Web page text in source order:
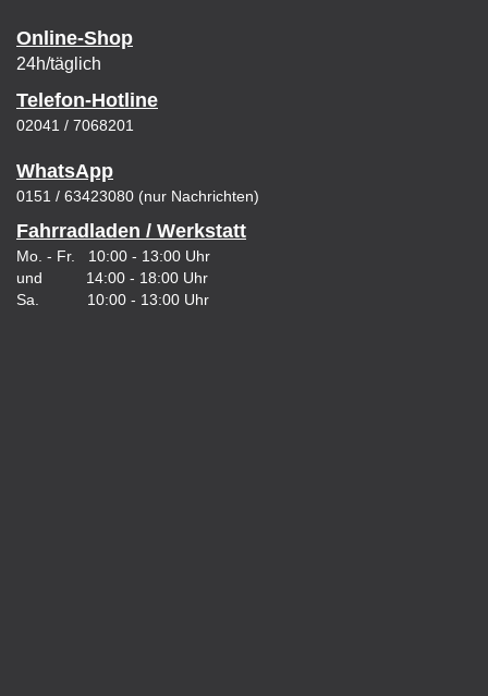
Online-Shop
24h/täglich
Telefon-Hotline
02041 / 7068201
WhatsApp
0151 / 63423080 (nur Nachrichten)
Fahrradladen / Werkstatt
Mo. - Fr. 10:00 - 13:00 Uhr
und 14:00 - 18:00 Uhr
Sa. 10:00 - 13:00 Uhr